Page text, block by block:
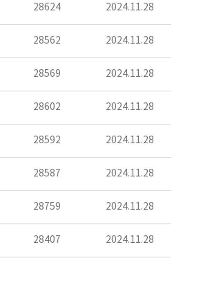
28624 2024.11.28
28562 2024.11.28
28569 2024.11.28
28602 2024.11.28
28592 2024.11.28
28587 2024.11.28
28759 2024.11.28
28407 2024.11.28